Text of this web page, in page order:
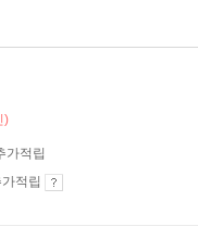
)
가적립
적립